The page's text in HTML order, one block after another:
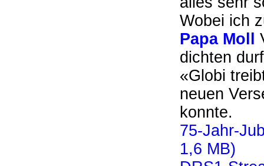
Wobei ich
Papa Moll
dichten
«Globi
neuen
konnte.
75-Jahr-
1,6 MB)